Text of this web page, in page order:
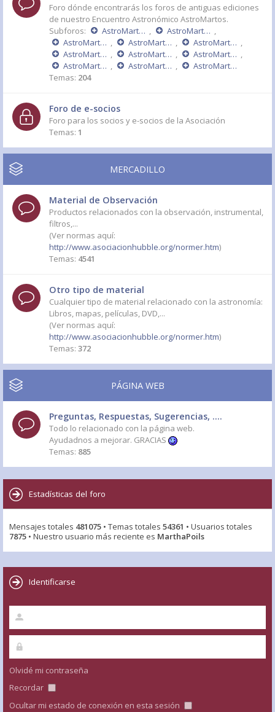
Foro dónde encontrarás los foros de antiguas ediciones
de nuestro Encuentro Astronómico AstroMartos.
Subforos:
AstroMartos 2015 , AstroMartos 2014
,
AstroMartos 2013
, AstroMartos 2011 - DÉCIMO ANIVERSARIO , AstroMartos 2010
,
AstroMartos 2009
, AstroMartos 2008 , AstroMartos 2007
,
AstroMartos 2006
, AstroMartos 2005 ,
AstroMartos 2004
Temas: 204
Foro de e-socios
Foro para los socios y e-socios de la Asociación
Temas: 1
MERCADILLO
Material de Observación
Productos relacionados con la observación, instrumental,
filtros,...
(Ver normas aquí:
http://www.asociacionhubble.org/normer.htm)
Temas: 4541
Otro tipo de material
Cualquier tipo de material relacionado con la astronomía:
Libros, mapas, películas, DVD,...
(Ver normas aquí:
http://www.asociacionhubble.org/normer.htm)
Temas: 372
PÁGINA WEB
Preguntas, Respuestas, Sugerencias, ....
Todo lo relacionado con la página web.
Ayudadnos a mejorar. GRACIAS
Temas: 885
Estadísticas del foro
Mensajes totales 481075 • Temas totales 54361 • Usuarios totales
7875 • Nuestro usuario más reciente es MarthaPoils
Identificarse
Olvidé mi contraseña
Recordar
Ocultar mi estado de conexión en esta sesión